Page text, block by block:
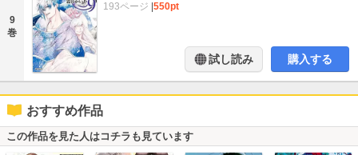
9
巻
193ページ 550pt
試し読み 購入する
おすすめ作品
この作品を見た人はコチラも見ています